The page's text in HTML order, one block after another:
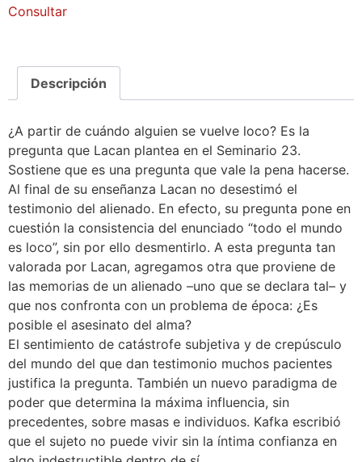
Consultar
Descripción
¿A partir de cuándo alguien se vuelve loco? Es la
pregunta que Lacan plantea en el Seminario 23.
Sostiene que es una pregunta que vale la pena hacerse.
Al final de su enseñanza Lacan no desestimó el
testimonio del alienado. En efecto, su pregunta pone en
cuestión la consistencia del enunciado “todo el mundo
es loco”, sin por ello desmentirlo. A esta pregunta tan
valorada por Lacan, agregamos otra que proviene de
las memorias de un alienado –uno que se declara tal– y
que nos confronta con un problema de época: ¿Es
posible el asesinato del alma?
El sentimiento de catástrofe subjetiva y de crepúsculo
del mundo del que dan testimonio muchos pacientes
justifica la pregunta. También un nuevo paradigma de
poder que determina la máxima influencia, sin
precedentes, sobre masas e individuos. Kafka escribió
que el sujeto no puede vivir sin la íntima confianza en